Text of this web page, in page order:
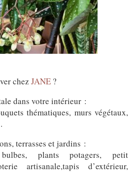
chez JANE ?
dans votre intérieur :
thématiques, murs végétaux,
terrasses et jardins :
plants potagers, petit
artisanale,tapis d’extérieur,